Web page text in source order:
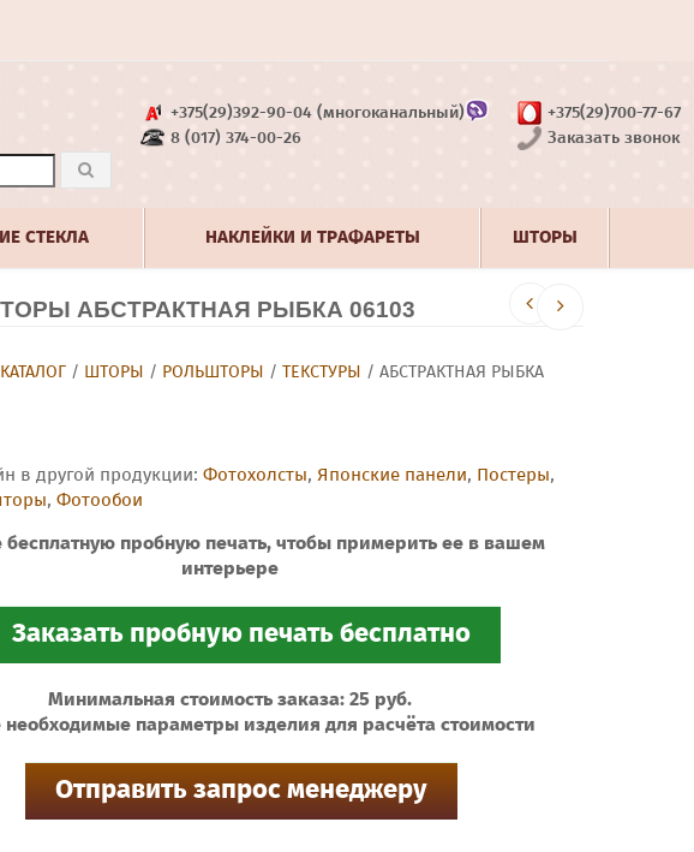
+375(29)392-90-04 (многоканальный)
8 (017) 374-00-26
+375(29)700-77-67
Заказать звонок
СТЕКЛА НАКЛЕЙКИ И ТРАФАРЕТЫ ШТОРЫ
АБСТРАКТНАЯ РЫБКА 06103
КАТАЛОГ / ШТОРЫ / РОЛЬШТОРЫ / ТЕКСТУРЫ
/ АБСТРАКТНАЯ РЫБКА
в другой продукции: Фотохолсты, Японские панели, Постеры,
, Фотообои
бесплатную пробную печать, чтобы примерить ее в вашем
интерьере
Минимальная стоимость заказа: 25 руб.
необходимые параметры изделия для расчёта стоимости